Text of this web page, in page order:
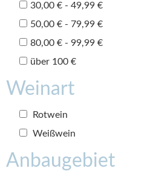
30,00 € - 49,99 €
50,00 € - 79,99 €
80,00 € - 99,99 €
über 100 €
Weinart
Rotwein
Weißwein
Anbaugebiet